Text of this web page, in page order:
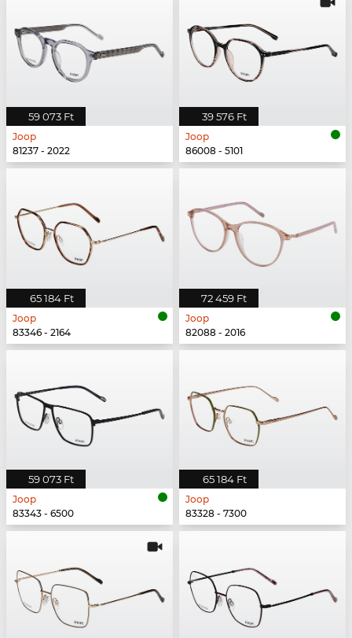
59 073 Ft
Joop
81237 - 2022
39 576 Ft
Joop
86008 - 5101
65 184 Ft
Joop
83346 - 2164
72 459 Ft
Joop
82088 - 2016
59 073 Ft
Joop
83343 - 6500
65 184 Ft
Joop
83328 - 7300